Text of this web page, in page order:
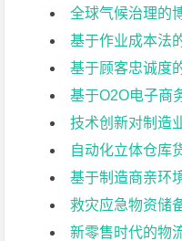
全球气候治理的博弈
基于作业成本法的供应商选
基于顾客忠诚度的
基于O2O电子商务下
技术创新对制造
自动化立体仓库
基于制造商亲环境行
救灾应急物资储
新零售时代的物